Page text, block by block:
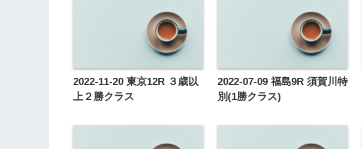
2022-11-20 東京12R ３歳以
上２勝クラス
2022-07-09 福島9R 須賀川特
別(1勝クラス)